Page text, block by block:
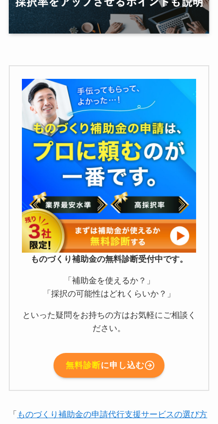
ものづくり補助金の無料診断受付中です。
「補助金を使えるか？」
「採択の可能性はどれくらいか？」
といった疑問をお持ちの方はお気軽にご相談く
ださい。
無料診断に申し込む
「 ものづくり補助金の申請代行支援サービスの選び方